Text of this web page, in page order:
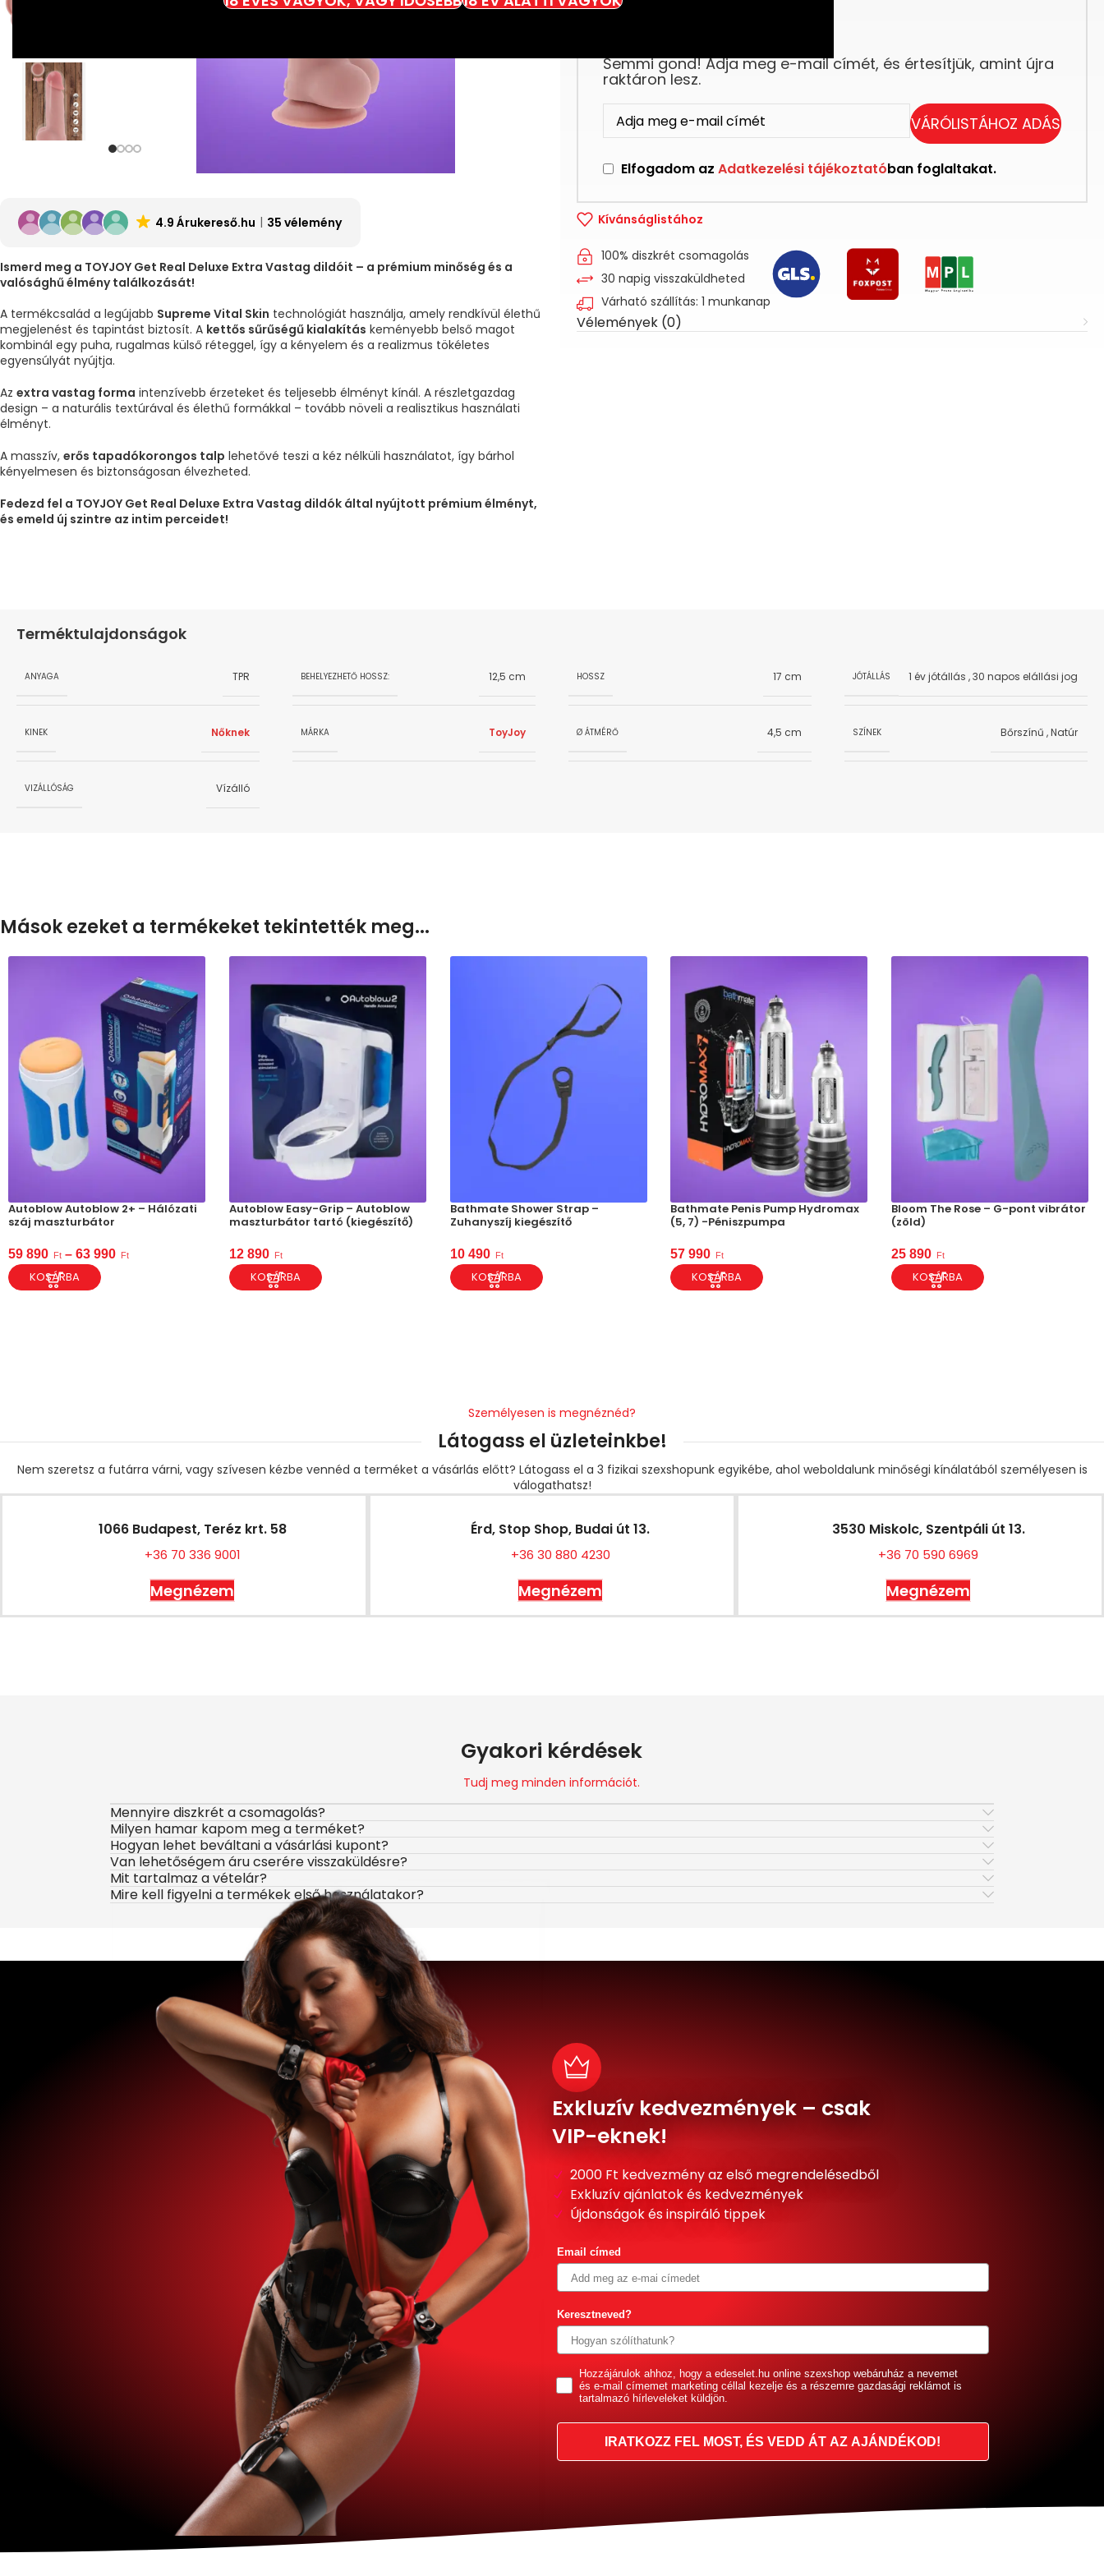
4.9 Árukereső.hu 35 vélemény
Ismerd meg a TOYJOY Get Real Deluxe Extra Vastag dildóit – a prémium minőség és a
valósághű élmény találkozását!
A termékcsalád a legújabb Supreme Vital Skin technológiát használja, amely rendkívül élethű
megjelenést és tapintást biztosít. A kettős sűrűségű kialakítás keményebb belső magot
kombinál egy puha, rugalmas külső réteggel, így a kényelem és a realizmus tökéletes
egyensúlyát nyújtja.
Az extra vastag forma intenzívebb érzeteket és teljesebb élményt kínál. A részletgazdag
design – a naturális textúrával és élethű formákkal – tovább növeli a realisztikus használati
élményt.
A masszív, erős tapadókorongos talp lehetővé teszi a kéz nélküli használatot, így bárhol
kényelmesen és biztonságosan élvezheted.
Fedezd fel a TOYJOY Get Real Deluxe Extra Vastag dildók által nyújtott prémium élményt,
és emeld új szintre az intim perceidet!
Semmi gond! Adja meg e-mail címét, és értesítjük, amint újra
raktáron lesz.
VÁRÓLISTÁHOZ ADÁS
Elfogadom az Adatkezelési tájékoztatóban foglaltakat.
Kívánságlistához
100% diszkrét csomagolás
30 napig visszaküldheted
Várható szállítás: 1 munkanap
Vélemények (0)
Terméktulajdonságok
ANYAGA TPR BEHELYEZHETŐ HOSSZ: 12,5 cm HOSSZ 17 cm JÓTÁLLÁS 1 év jótállás ,30 napos elállási jog
KINEK Nőknek MÁRKA ToyJoy Ø ÁTMÉRŐ 4,5 cm SZÍNEK Bőrszínű ,Natúr
VIZÁLLÓSÁG Vízálló
Mások ezeket a termékeket tekintették meg...
Autoblow Autoblow 2+ – Hálózati
száj maszturbátor
59 890 Ft – 63 990 Ft
KOSÁRBA
Autoblow Easy-Grip – Autoblow
maszturbátor tartó (kiegészítő)
12 890 Ft
KOSÁRBA
Bathmate Shower Strap –
Zuhanyszíj kiegészítő
10 490 Ft
KOSÁRBA
Bathmate Penis Pump Hydromax
(5, 7) -Péniszpumpa
57 990 Ft
KOSÁRBA
Bloom The Rose – G-pont vibrátor
(zöld)
25 890 Ft
KOSÁRBA
Személyesen is megnéznéd?
Látogass el üzleteinkbe!
Nem szeretsz a futárra várni, vagy szívesen kézbe vennéd a terméket a vásárlás előtt? Látogass el a 3 fizikai szexshopunk egyikébe, ahol weboldalunk minőségi kínálatából személyesen is
válogathatsz!
1066 Budapest, Teréz krt. 58
+36 70 336 9001
Megnézem
Érd, Stop Shop, Budai út 13.
+36 30 880 4230
Megnézem
3530 Miskolc, Szentpáli út 13.
+36 70 590 6969
Megnézem
Gyakori kérdések
Tudj meg minden információt.
Mennyire diszkrét a csomagolás?
Milyen hamar kapom meg a terméket?
Hogyan lehet beváltani a vásárlási kupont?
Van lehetőségem áru cserére visszaküldésre?
Mit tartalmaz a vételár?
Mire kell figyelni a termékek első használatakor?
Exkluzív kedvezmények – csak
VIP-eknek!
2000 Ft kedvezmény az első megrendelésedből
Exkluzív ajánlatok és kedvezmények
Újdonságok és inspiráló tippek
Email címed
Keresztneved?
GDPRHozzájárulok ahhoz, hogy a edeselet.hu online szexshop webáruház a nevemet
és e-mail címemet marketing céllal kezelje és a részemre gazdasági reklámot is
tartalmazó hírleveleket küldjön.
IRATKOZZ FEL MOST, ÉS VEDD ÁT AZ AJÁNDÉKOD!